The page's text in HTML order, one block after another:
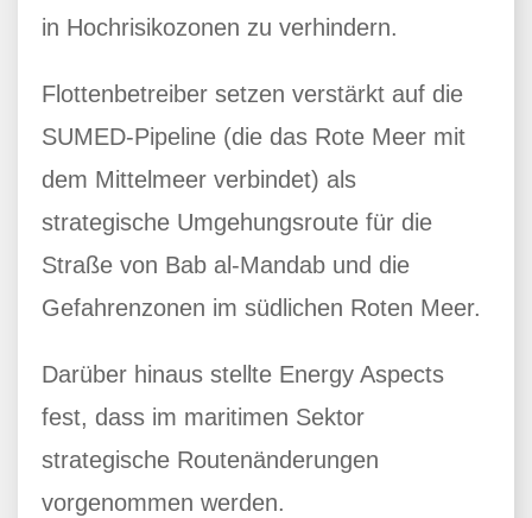
in Hochrisikozonen zu verhindern.
Flottenbetreiber setzen verstärkt auf die
SUMED-Pipeline (die das Rote Meer mit
dem Mittelmeer verbindet) als
strategische Umgehungsroute für die
Straße von Bab al-Mandab und die
Gefahrenzonen im südlichen Roten Meer.
Darüber hinaus stellte Energy Aspects
fest, dass im maritimen Sektor
strategische Routenänderungen
vorgenommen werden.